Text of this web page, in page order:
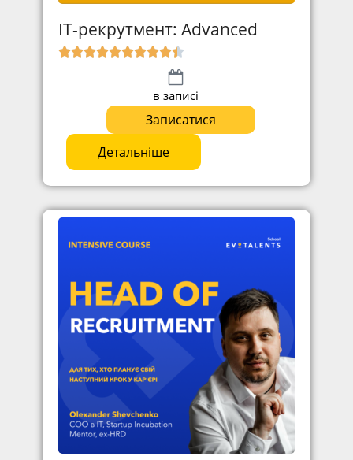
ІТ-рекрутмент: Advanced
в записі
Записатися
Детальніше